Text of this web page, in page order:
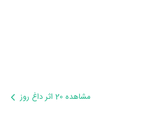
مشاهده 20 اثر داغ روز